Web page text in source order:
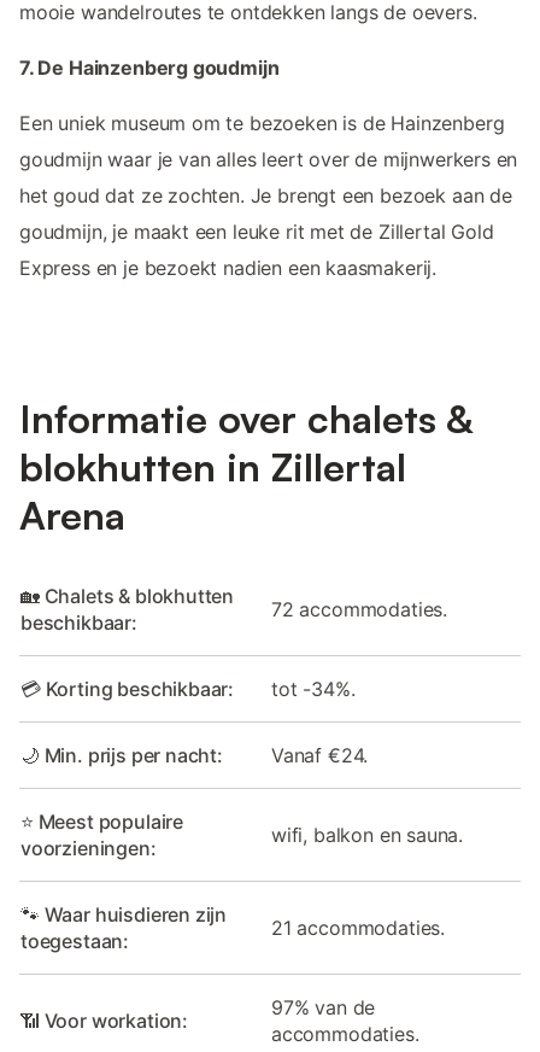
mooie wandelroutes te ontdekken langs de oevers.
7. De Hainzenberg goudmijn
Een uniek museum om te bezoeken is de Hainzenberg
goudmijn waar je van alles leert over de mijnwerkers en
het goud dat ze zochten. Je brengt een bezoek aan de
goudmijn, je maakt een leuke rit met de Zillertal Gold
Express en je bezoekt nadien een kaasmakerij.
Informatie over chalets &
blokhutten in Zillertal
Arena
🏡 Chalets & blokhutten
beschikbaar:
72 accommodaties.
💳 Korting beschikbaar: tot -34%.
🌙 Min. prijs per nacht: Vanaf €24.
⭐ Meest populaire
voorzieningen:
wifi, balkon en sauna.
🐾 Waar huisdieren zijn
toegestaan:
21 accommodaties.
📶 Voor workation:
97% van de
accommodaties.